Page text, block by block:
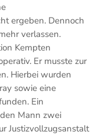
ergeben. Dennoch
verlassen.
Kempten
Er musste zur
Hierbei wurden
sowie eine
Ein
Mann zwei
Justizvollzugsanstalt